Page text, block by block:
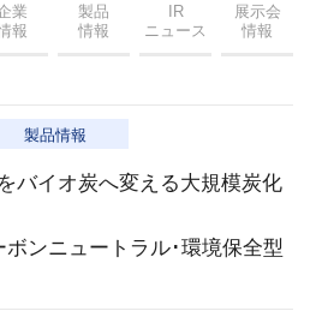
業
報
製品
情報
IR
ニュース
展示会
情報
製品情報
バイオ炭へ変える大規模炭化
ボンニュートラル･環境保全型